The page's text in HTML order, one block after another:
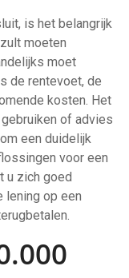
is het belangrijk
moeten
moet
de rentevoet, de
kosten. Het
of advies
een duidelijk
voor een
u zich goed
lening op een